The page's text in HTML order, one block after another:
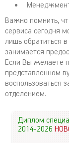
Важно помнить,
сервиса сегодня
лишь обратиться
занимается
Если Вы желаете
представленном
воспользоваться
отделением.
Диплом
2014-2026